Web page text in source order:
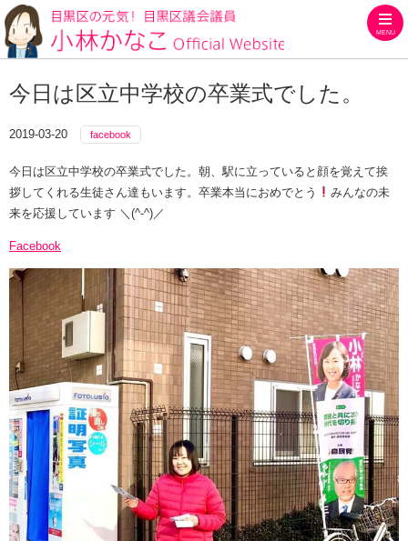
MENU
今日は区立中学校の卒業式でした。
2019-03-20 facebook
今日は区立中学校の卒業式でした。朝、駅に立っていると顔を覚えて挨
拶してくれる生徒さん達もいます。卒業本当におめでとう
みんなの未
来を応援しています ＼(^-^)／
Facebook